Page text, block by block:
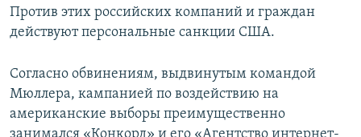
Против этих российских компаний и граждан
действуют персональные санкции США.
Согласно обвинениям, выдвинутым командой
Мюллера, кампанией по воздействию на
американские выборы преимущественно